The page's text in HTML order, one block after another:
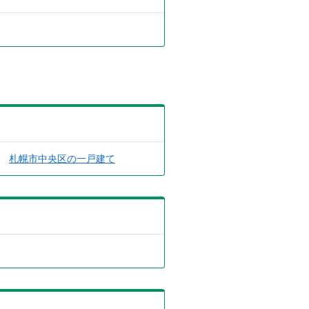
札幌市中央区の一戸建て